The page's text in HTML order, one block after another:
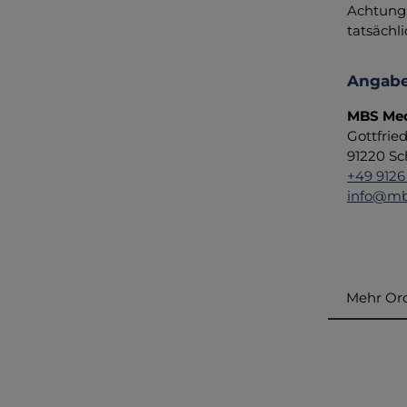
MBS
91220
+49
Mehr